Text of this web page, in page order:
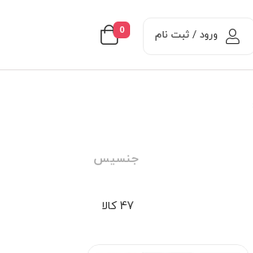
0 ورود / ثبت نام
جنسيس
47 کالا